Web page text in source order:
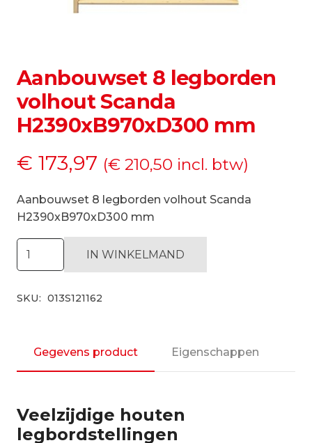
Aanbouwset 8 legborden
volhout Scanda
H2390xB970xD300 mm
€ 173,97 (€ 210,50 incl. btw)
Aanbouwset 8 legborden volhout Scanda
H2390xB970xD300 mm
volhout
mm
aantal
IN WINKELMAND
SKU: 013S121162
Gegevens product Eigenschappen
Veelzijdige houten
legbordstellingen